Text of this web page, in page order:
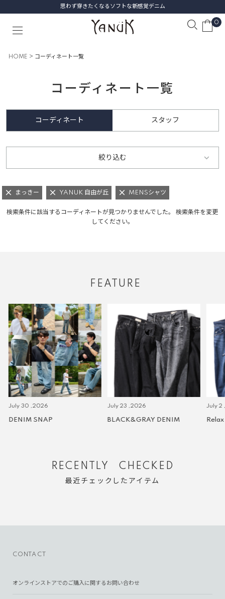
思わず穿きたくなるソフトな新感覚デニム
0
HOME コーディネート一覧
コーディネート一覧
コーディネート スタッフ
絞り込む
まっきー YANUK 自由が丘 MENSシャツ
検索条件に該当するコーディネートが見つかりませんでした。 検索条件を変更
してください。
FEATURE
July 30 ,2026
DENIM SNAP
July 23 ,2026
BLACK&GRAY DENIM
July 2
Relax
RECENTLY CHECKED
最近チェックしたアイテム
CONTACT
オンラインストアでのご購入に関するお問い合わせ